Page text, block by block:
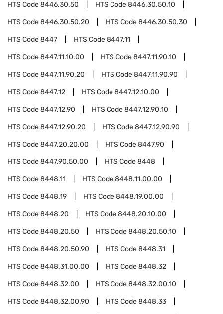
HTS Code8446.30.50 HTS Code8446.30.50.10
HTS Code8446.30.50.20 HTS Code8446.30.50.30
HTS Code8447 HTS Code8447.11
HTS Code8447.11.10.00 HTS Code8447.11.90.10
HTS Code8447.11.90.20 HTS Code8447.11.90.90
HTS Code8447.12 HTS Code8447.12.10.00
HTS Code8447.12.90 HTS Code8447.12.90.10
HTS Code8447.12.90.20 HTS Code8447.12.90.90
HTS Code8447.20.20.00 HTS Code8447.90
HTS Code8447.90.50.00 HTS Code8448
HTS Code8448.11 HTS Code8448.11.00.00
HTS Code8448.19 HTS Code8448.19.00.00
HTS Code8448.20 HTS Code8448.20.10.00
HTS Code8448.20.50 HTS Code8448.20.50.10
HTS Code8448.20.50.90 HTS Code8448.31
HTS Code8448.31.00.00 HTS Code8448.32
HTS Code8448.32.00 HTS Code8448.32.00.10
HTS Code8448.32.00.90 HTS Code8448.33